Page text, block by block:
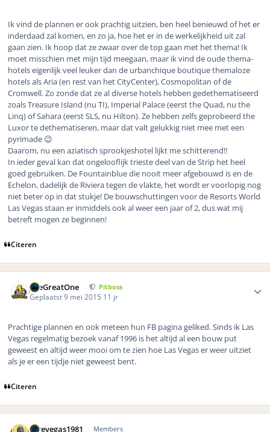
Ik vind de plannen er ook prachtig uitzien, ben heel benieuwd of het er
inderdaad zal komen, en zo ja, hoe het er in de werkelijkheid uit zal
gaan zien. Ik hoop dat ze zwaar over de top gaan met het thema! Ik
moet misschien met mijn tijd meegaan, maar ik vind de oude thema-
hotels eigenlijk veel leuker dan de urbanchique boutique themaloze
hotels als Aria (en rest van het CityCenter), Cosmopolitan of de
Cromwell. Zo zonde dat ze al diverse hotels hebben gedethematiseerd
zoals Treasure Island (nu TI), Imperial Palace (eerst the Quad, nu the
Linq) of Sahara (eerst SLS, nu Hilton). Ze hebben zelfs geprobeerd the
Luxor te dethematiseren, maar dat valt gelukkig niet mee met een
pyrimade 😉
Daarom, nu een aziatisch sprookjeshotel lijkt me schitterend!!
In ieder geval kan dat ongelooflijk trieste deel van de Strip het heel
goed gebruiken. De Fountainblue die nooit meer afgebouwd is en de
Echelon, dadelijk de Riviera tegen de vlakte, het wordt er voorlopig nog
niet beter op in dat stukje! De bouwschuttingen voor de Resorts World
Las Vegas staan er inmiddels ook al weer een jaar of 2, dus wat mij
betreft mogen ze beginnen!
Citeren
TheGreatOne Pitboss
Geplaatst9 mei 2015 11 jr
Prachtige plannen en ook meteen hun FB pagina geliked. Sinds ik Las
Vegas regelmatig bezoek vanaf 1996 is het altijd al een bouw put
geweest en altijd weer mooi om te zien hoe Las Vegas er weer uitziet
als je er een tijdje niet geweest bent.
Citeren
lovevegas1981 Members